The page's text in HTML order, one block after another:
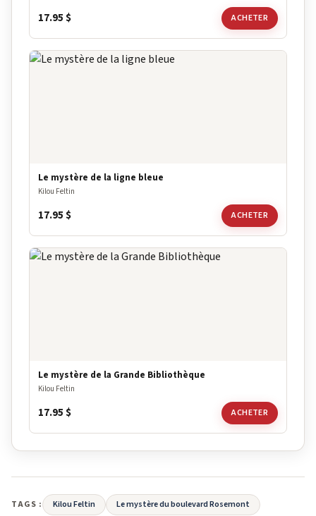
17.95$ ACHETER
Le mystère de la ligne bleue
Kilou Feltin
17.95$ ACHETER
Le mystère de la Grande Bibliothèque
Kilou Feltin
17.95$ ACHETER
TAGS : Kilou Feltin Le mystère du boulevard Rosemont